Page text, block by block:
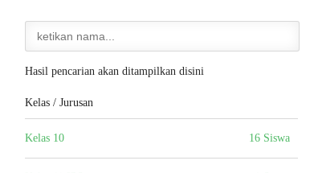
Hasil pencarian akan ditampilkan disini
Kelas / Jurusan
Kelas 10 16 Siswa